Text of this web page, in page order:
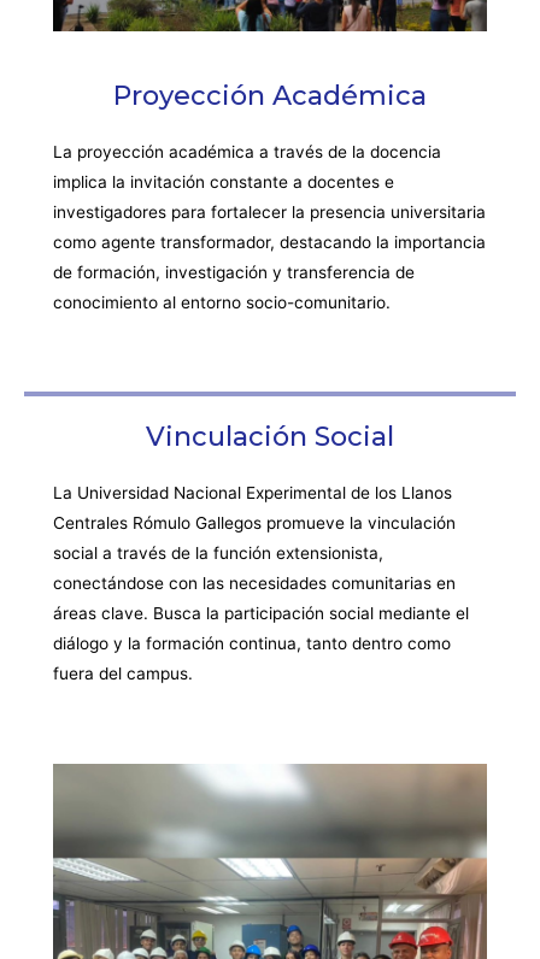
Proyección Académica
La proyección académica a través de la docencia
implica la invitación constante a docentes e
investigadores para fortalecer la presencia universitaria
como agente transformador, destacando la importancia
de formación, investigación y transferencia de
conocimiento al entorno socio-comunitario.
Vinculación Social
La Universidad Nacional Experimental de los Llanos
Centrales Rómulo Gallegos promueve la vinculación
social a través de la función extensionista,
conectándose con las necesidades comunitarias en
áreas clave. Busca la participación social mediante el
diálogo y la formación continua, tanto dentro como
fuera del campus.